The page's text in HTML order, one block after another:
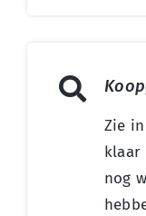
Zie
klaar
nog